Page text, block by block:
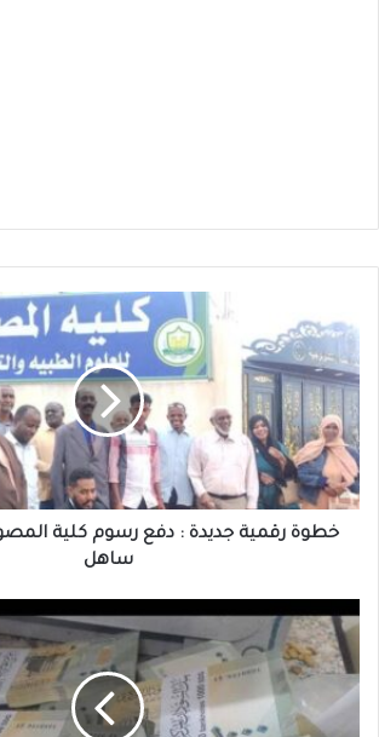
رقمية
جديدة
:
دفع
رسوم
كلية
المصورات
عبر
تطبيق
خطوة رقمية جديدة : دفع رسوم كلية
ساهل
المالية
تبكر